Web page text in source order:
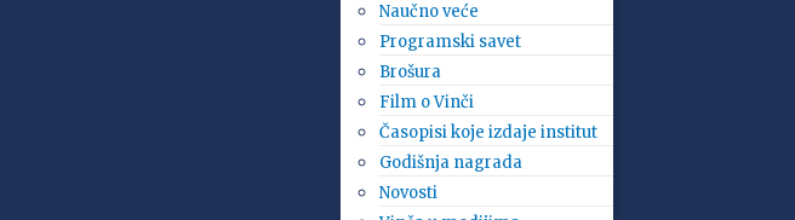
Naučno veće
Programski savet
Brošura
Film o Vinči
Časopisi koje izdaje institut
Godišnja nagrada
Novosti